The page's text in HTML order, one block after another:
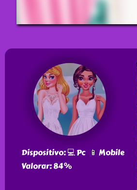
Dispositivo: 💻 Pc 📱 Mobile
Valorar: 84%